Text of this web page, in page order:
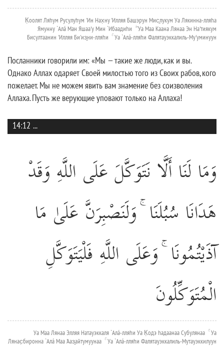
К̣оолят Ляhум Русулуhум 'Ин Нах̣ну 'Илляя Башэрун Мис̱лукум Уа Лякинна-лляhа
Ямунну `Алá Ман Яшаа'у Мин `Ибаадиhи ۖ Уа Маа Каана Лянаа Эн На'тиякум
Бисултаанин 'Илляя Би'из̱ни-лляhи ۚ Уа `Алá-лляhи Фалятауэккалиль-Му'уминуун
Посланники говорили им: «Мы — такие же люди, как и вы.
Однако Аллах одаряет Своей милостью того из Своих рабов, кого
пожелает. Мы не можем явить вам знамение без соизволения
Аллаха. Пусть же верующие уповают только на Аллаха!
14:12 ...
وَمَا لَنَا أَلَّا نَتَوَكَّلَ عَلَى اللَّهِ وَقَدْ
هَدَانَا سُبُلَنَا ۚ وَلَنَصْبِرَنَّ عَلَىٰ مَا
آذَيْتُمُونَا ۚ وَعَلَى اللَّهِ فَلْيَتَوَكَّلِ
الْمُتَوَكِّلُونَ
Уа Маа Лянаа Элляя Натауэккаля `Алá-лляhи Уа К̣одэ hадаанаа Субулянаа ۚ Уа
Лянас̣биронна `Алá Маа 'Ааз̱айтумуунаа ۚ Уа `Алá-лляhи Фалятауэккалиль-Мутауэккилуун